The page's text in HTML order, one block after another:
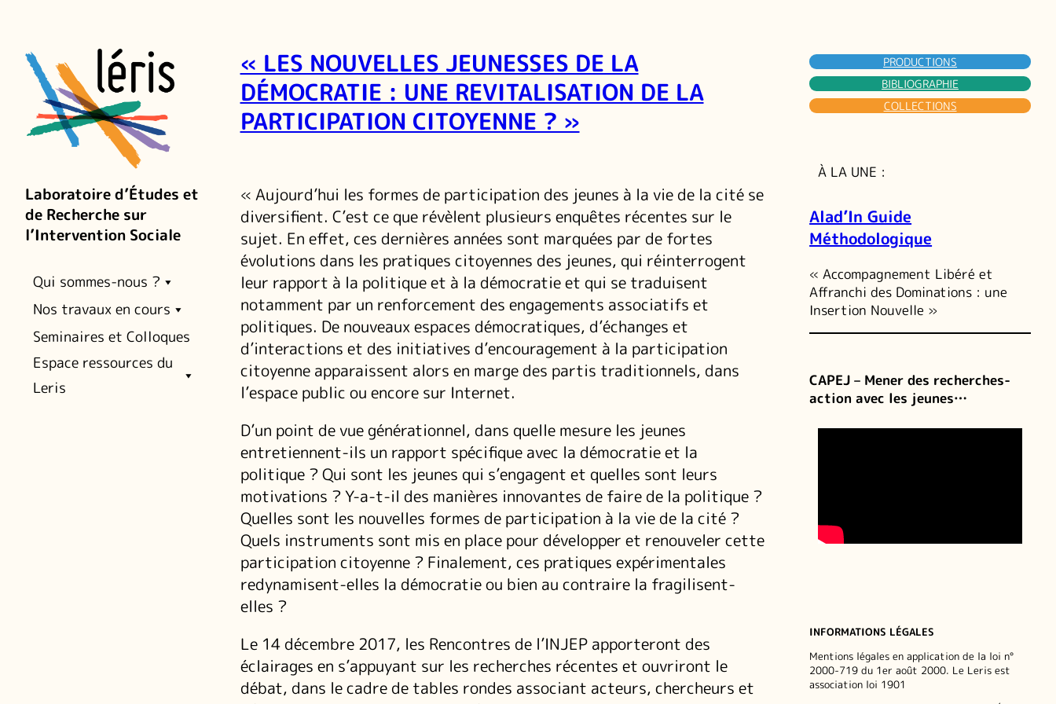
Laboratoire d’Études et
de Recherche sur
l’Intervention Sociale
Qui sommes-nous ?
Nos travaux en cours
Seminaires et Colloques
Espace ressources du
Leris
« LES NOUVELLES JEUNESSES DE LA
DÉMOCRATIE : UNE REVITALISATION DE LA
PARTICIPATION CITOYENNE ? »
« Aujourd’hui les formes de participation des jeunes à la vie de la cité se
diversifient. C’est ce que révèlent plusieurs enquêtes récentes sur le
sujet. En effet, ces dernières années sont marquées par de fortes
évolutions dans les pratiques citoyennes des jeunes, qui réinterrogent
leur rapport à la politique et à la démocratie et qui se traduisent
notamment par un renforcement des engagements associatifs et
politiques. De nouveaux espaces démocratiques, d’échanges et
d’interactions et des initiatives d’encouragement à la participation
citoyenne apparaissent alors en marge des partis traditionnels, dans
l’espace public ou encore sur Internet.
D’un point de vue générationnel, dans quelle mesure les jeunes
entretiennent-ils un rapport spécifique avec la démocratie et la
politique ? Qui sont les jeunes qui s’engagent et quelles sont leurs
motivations ? Y-a-t-il des manières innovantes de faire de la politique ?
Quelles sont les nouvelles formes de participation à la vie de la cité ?
Quels instruments sont mis en place pour développer et renouveler cette
participation citoyenne ? Finalement, ces pratiques expérimentales
redynamisent-elles la démocratie ou bien au contraire la fragilisent-
elles ?
Le 14 décembre 2017, les Rencontres de l’INJEP apporteront des
éclairages en s’appuyant sur les recherches récentes et ouvriront le
débat, dans le cadre de tables rondes associant acteurs, chercheurs et
PRODUCTIONS
BIBLIOGRAPHIE
COLLECTIONS
À LA UNE :
Alad’In Guide
Méthodologique
« Accompagnement Libéré et
Affranchi des Dominations : une
Insertion Nouvelle »
CAPEJ – Mener des recherches-
action avec les jeunes…
INFORMATIONS LÉGALES
Mentions légales en application de la loi n°
2000-719 du 1er août 2000. Le Leris est
association loi 1901